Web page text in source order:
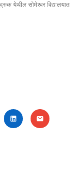
येथील सोमेश्वर विद्यालयात